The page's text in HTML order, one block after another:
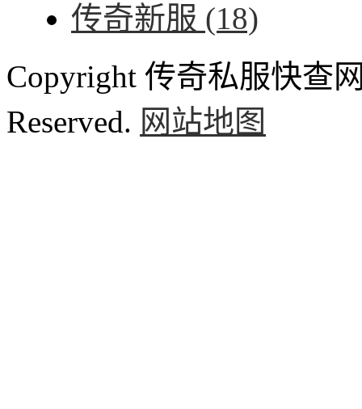
传奇新服 (18)
Copyright 传奇私服快查
Reserved. 网站地图